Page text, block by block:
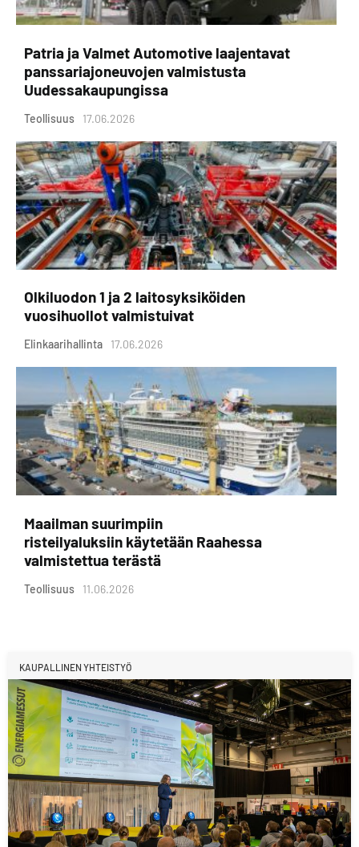
Patria ja Valmet Automotive laajentavat
panssariajoneuvojen valmistusta
Uudessakaupungissa
Teollisuus 17.06.2026
Olkiluodon 1 ja 2 laitosyksiköiden
vuosihuollot valmistuivat
Elinkaarihallinta 17.06.2026
Maailman suurimpiin
risteilyaluksiin käytetään Raahessa
valmistettua terästä
Teollisuus 11.06.2026
KAUPALLINEN YHTEISTYÖ